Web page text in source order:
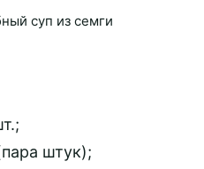
штук);